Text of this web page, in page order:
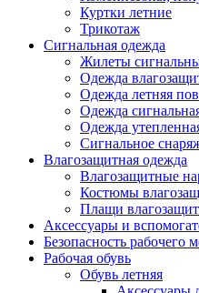
Куртки летние
Трикотаж
Сигнальная одежда
Жилеты
Одежда
Одежда летняя
Одежда
Одежда
Сигнальное
Влагозащитная одежда
Влагозащитные
Костюмы
Плащи
Аксессуары и
Безопасность рабочего
Рабочая обувь
Обувь летняя